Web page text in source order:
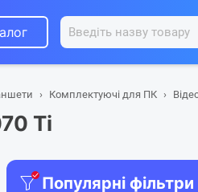
Комплектуючі для ПК
Ti
Популярні фільтри